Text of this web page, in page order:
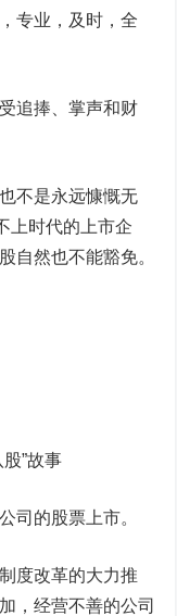
专业，及时，全
追捧、掌声和财
不是永远慷慨无
上时代的上市企
自然也不能豁免。
”故事
的股票上市。
度改革的大力推
，经营不善的公司